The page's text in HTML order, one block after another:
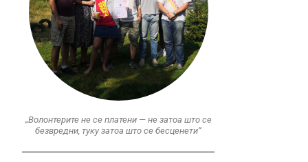
„Волонтерите не се платени — не затоа што се
безвредни, туку затоа што се бесценети“